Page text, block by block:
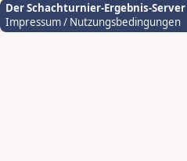
Der Schachturnier-Ergebnis-Server
Impressum / Nutzungsbedingungen